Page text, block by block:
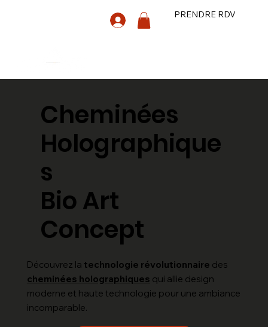
PRENDRE RDV
Cheminées
Holographique
s
Bio Art
Concept
Découvrez la technologie révolutionnaire des
cheminées holographiques qui allie design
moderne et haute technologie pour une ambiance
incomparable.